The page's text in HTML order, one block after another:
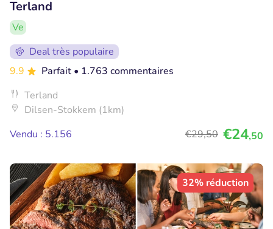
Terland
Ve
Deal très populaire
9.9
Parfait • 1.763 commentaires
Terland
Dilsen-Stokkem (1km)
Vendu : 5.156
€29,50 €24,50
32% réduction